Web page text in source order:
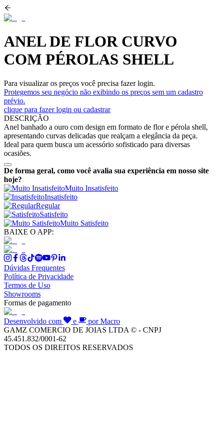
ANEL DE FLOR CURVO
COM PÉROLAS SHELL
Para visualizar os preços você precisa fazer login.
Protegemos seu negócio não exibindo os preços sem um cadastro
prévio.
clique para fazer login ou cadastrar
DESCRIÇÃO
Anel banhado a ouro com design em formato de flor e pérola shell,
apresentando curvas delicadas que realçam a elegância da peça.
Ideal para quem busca um acessório sofisticado para diversas
ocasiões.
De forma geral, como você avalia sua experiência em nosso site
hoje?
Muito Insatisfeito
Insatisfeito
Regular
Satisfeito
Muito Satisfeito
BAIXE O APP:
Dúvidas Frequentes
Política de Privacidade
Termos de Uso
Showrooms
Formas de pagamento
Desenvolvido com e
por Macro
GAMZ COMERCIO DE JOIAS LTDA © - CNPJ
45.451.832/0001-62
TODOS OS DIREITOS RESERVADOS